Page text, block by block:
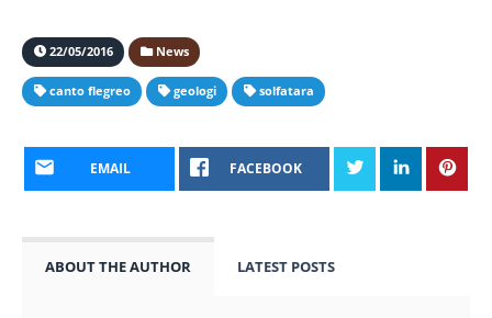
22/05/2016 News
canto flegreo geologi solfatara
EMAIL FACEBOOK
ABOUT THE AUTHOR LATEST POSTS